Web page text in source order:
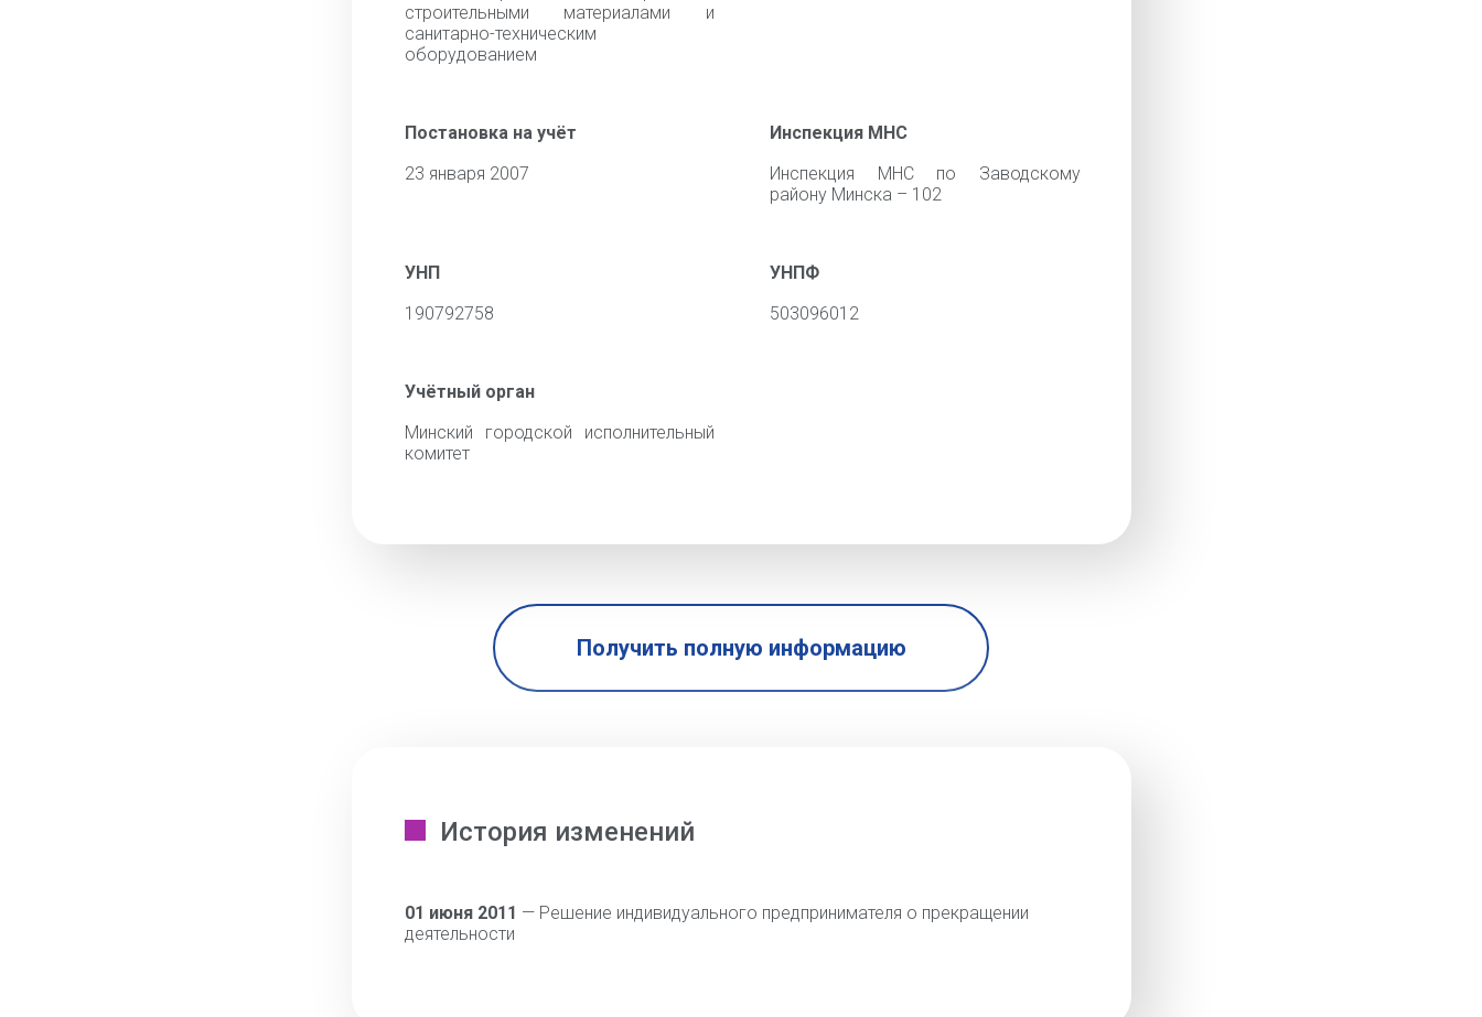
строительными материалами и
санитарно-техническим
оборудованием
Постановка на учёт
23 января 2007
Инспекция МНС
Инспекция МНС по Заводскому
району Минска – 102
УНП
190792758
УНПФ
503096012
Учётный орган
Минский городской исполнительный
комитет
Получить полную информацию
История изменений
01 июня 2011 — Решение индивидуального предпринимателя о прекращении
деятельности